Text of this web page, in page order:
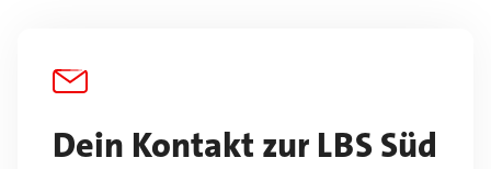
Dein Kontakt zur LBS Süd